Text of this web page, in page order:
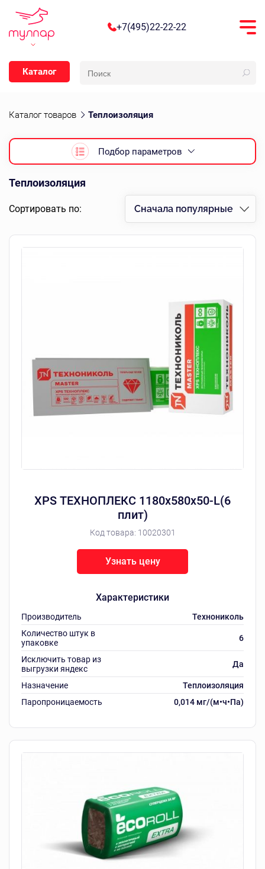
+7(495)22-22-22
Каталог
Каталог товаров Теплоизоляция
Подбор параметров
Теплоизоляция
Сортировать по: Сначала популярные
ХРS ТЕХНОПЛЕКС 1180х580х50-L(6
плит)
Код товара: 10020301
Характеристики
Производитель
Технониколь
Количество штук в
упаковке
6
Исключить товар из
выгрузки яндекс
Да
Назначение
Теплоизоляция
Паропроницаемость
0,014 мг/(м•ч•Па)
Узнать цену